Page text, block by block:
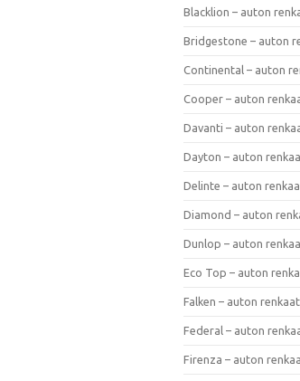
Blacklion – auton
Bridgestone – auton
Continental – auton
Cooper – auton
Davanti – auton
Dayton – auton
Delinte – auton
Diamond – auton
Dunlop – auton
Eco Top – auton
Falken – auton renkaat
Federal – auton
Firenza – auton